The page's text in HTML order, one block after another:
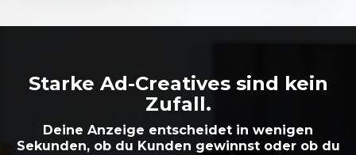
Starke Ad-Creatives sind kein
Zufall.
Deine Anzeige entscheidet in wenigen
Sekunden, ob du Kunden gewinnst oder ob du